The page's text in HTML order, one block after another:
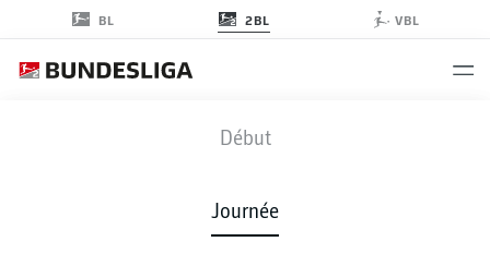
BL 2BL VBL
Début
Journée
SGD - BSC